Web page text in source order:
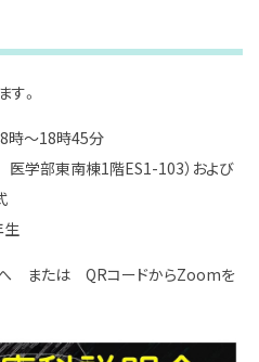
。
時～18時45分
学部東南棟1階ES1-103）および
生
または QRコードからZoomを